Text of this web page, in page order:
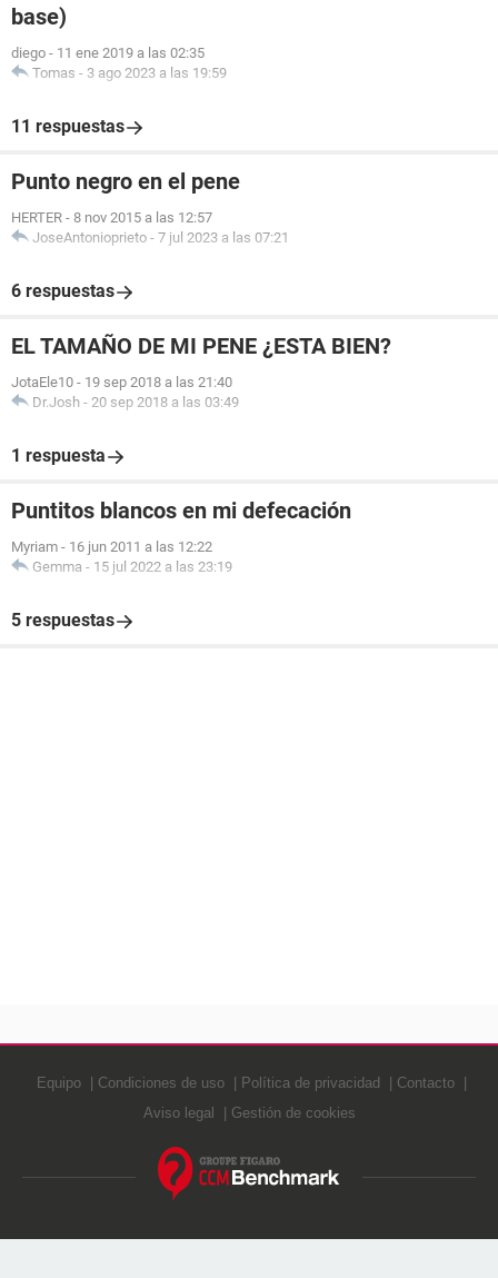
base)
diego - 11 ene 2019 a las 02:35
Tomas - 3 ago 2023 a las 19:59
11 respuestas
Punto negro en el pene
HERTER - 8 nov 2015 a las 12:57
JoseAntonioprieto - 7 jul 2023 a las 07:21
6 respuestas
EL TAMAÑO DE MI PENE ¿ESTA BIEN?
JotaEle10 - 19 sep 2018 a las 21:40
Dr.Josh - 20 sep 2018 a las 03:49
1 respuesta
Puntitos blancos en mi defecación
Myriam - 16 jun 2011 a las 12:22
Gemma - 15 jul 2022 a las 23:19
5 respuestas
Equipo Condiciones de uso Política de privacidad
Contacto
Aviso legal
Gestión de cookies